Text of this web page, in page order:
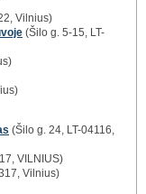
Vilnius)
(Šilo g. 5-15, LT-
(Šilo g. 24, LT-04116,
VILNIUS)
Vilnius)